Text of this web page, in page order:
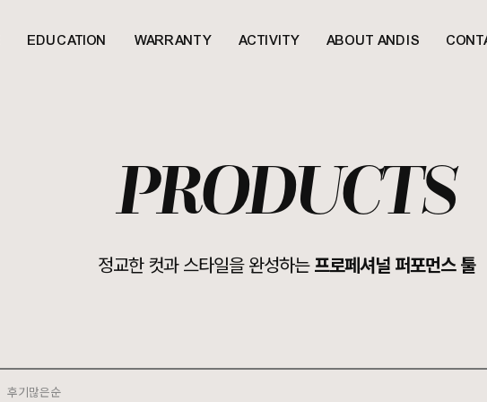
EDUCATION WARRANTY ACTIVITY ABOUT ANDIS
PRODUCTS
정교한 컷과 스타일을 완성하는프로페셔널 퍼포먼스 툴
후기많은순